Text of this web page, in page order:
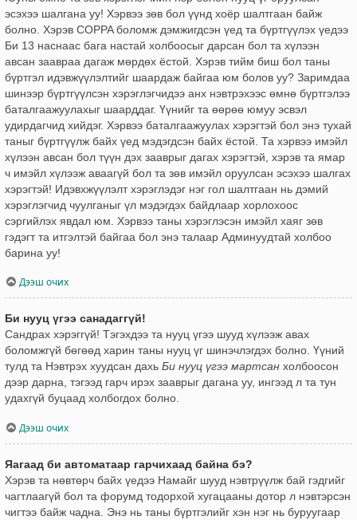
эсэхээ шалгана уу! Хэрвээ зөв бол үүнд хоёр шалтгаан байж
болно. Хэрэв COPPA боломж дэмжигдсэн үед та бүртгүүлэх үедээ
Би 13 наснаас бага настай холбоосыг дарсан бол та хүлээн
авсан заавраа дагаж мөрдөх ёстой. Хэрэв тийм биш бол таны
бүртгэл идэвжүүлэлтийг шаардаж байгаа юм болов уу? Заримдаа
шинээр бүртгүүлсэн хэрэглэгчидээ анх нэвтрэхээс өмнө бүртгэлээ
баталгаажуулахыг шаарддаг. Үүнийг та өөрөө юмуу эсвэл
удирдагчид хийдэг. Хэрвээ баталгаажуулах хэрэгтэй бол энэ тухай
таныг бүртгүүлж байх үед мэдэгдсэн байх ёстой. Та хэрвээ имэйл
хүлээн авсан бол түүн дэх зааврыг дагах хэрэгтэй, хэрэв та ямар
ч имэйл хүлээж аваагүй бол та зөв имэйл оруулсан эсэхээ шалгах
хэрэгтэй! Идэвхжүүлэлт хэрэглэдэг нэг гол шалтгаан нь дэмий
хэрэглэгчид чуулганыг үл мэдэгдэх байдлаар хорлохоос
сэргийлэх явдал юм. Хэрвээ таны хэрэглэсэн имэйл хаяг зөв
гэдэгт та итгэлтэй байгаа бол энэ талаар Админуудтай холбоо
барина уу!
Дээш очих
Би нууц үгээ санадаггүй!
Сандрах хэрэггүй! Тэгэхдээ та нууц үгээ шууд хүлээж авах
боломжгүй бөгөөд харин таны нууц үг шинэчлэгдэх болно. Үүний
тулд та Нэвтрэх хуудсан дахь Би нууц үгээ мартсан холбоосон
дээр дарна, тэгээд гарч ирэх зааврыг дагана уу, ингээд л та тун
удахгүй буцаад холбогдох болно.
Дээш очих
Яагаад би автоматаар гарчихаад байна бэ?
Хэрэв та нөвтөрч байх үедээ Намайг шууд нэвтрүүлж бай гэдгийг
чагтлаагүй бол та форумд тодорхой хугацааны дотор л нэвтэрсэн
чигтээ байж чадна. Энэ нь таны бүртгэлийг хэн нэг нь буруугаар